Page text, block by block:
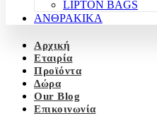
LIPTON BAGS
ΑΝΘΡΑΚΙΚΑ
Αρχική
Εταιρία
Προϊόντα
Δώρα
Our Blog
Επικοινωνία